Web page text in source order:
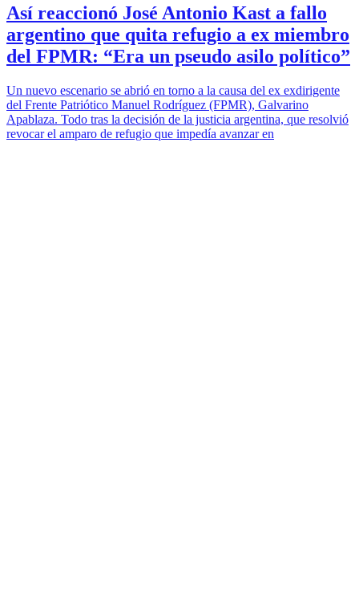
Así reaccionó José Antonio Kast a fallo
argentino que quita refugio a ex miembro
del FPMR: “Era un pseudo asilo político”
Un nuevo escenario se abrió en torno a la causa del ex exdirigente
del Frente Patriótico Manuel Rodríguez (FPMR), Galvarino
Apablaza. Todo tras la decisión de la justicia argentina, que resolvió
revocar el amparo de refugio que impedía avanzar en